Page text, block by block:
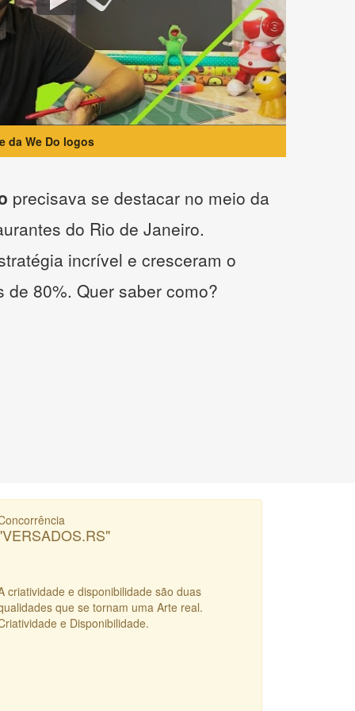
da We Do logos
precisava se destacar no meio da
do Rio de Janeiro.
incrível e cresceram o
de 80%. Quer saber como?
criatividade e disponibilidade são duas
que se tornam uma Arte real.
e Disponibilidade.